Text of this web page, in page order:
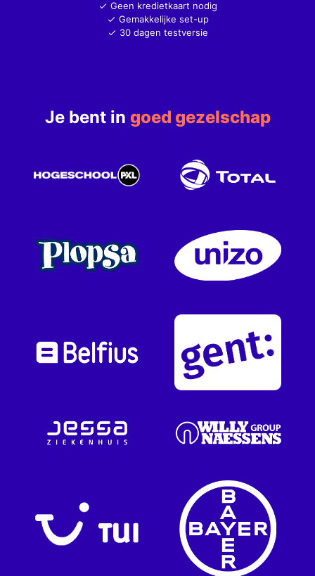
Geen kredietkaart nodig
Gemakkelijke set-up
30 dagen testversie
Je bent in goed gezelschap